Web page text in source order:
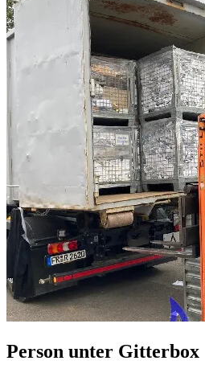
Person unter Gitterbox